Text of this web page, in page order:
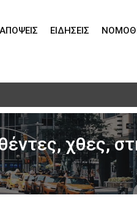
ΑΠΌΨΕΙΣ ΕΙΔΉΣΕΙΣ
χθες,